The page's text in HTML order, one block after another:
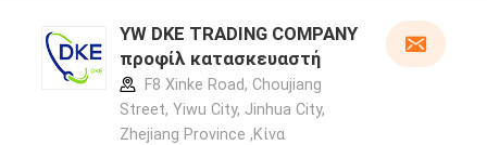
YW DKE TRADING COMPANY
προφίλ κατασκευαστή
F8 Xinke Road, Choujiang
Street, Yiwu City, Jinhua City,
Zhejiang Province ,Κίνα